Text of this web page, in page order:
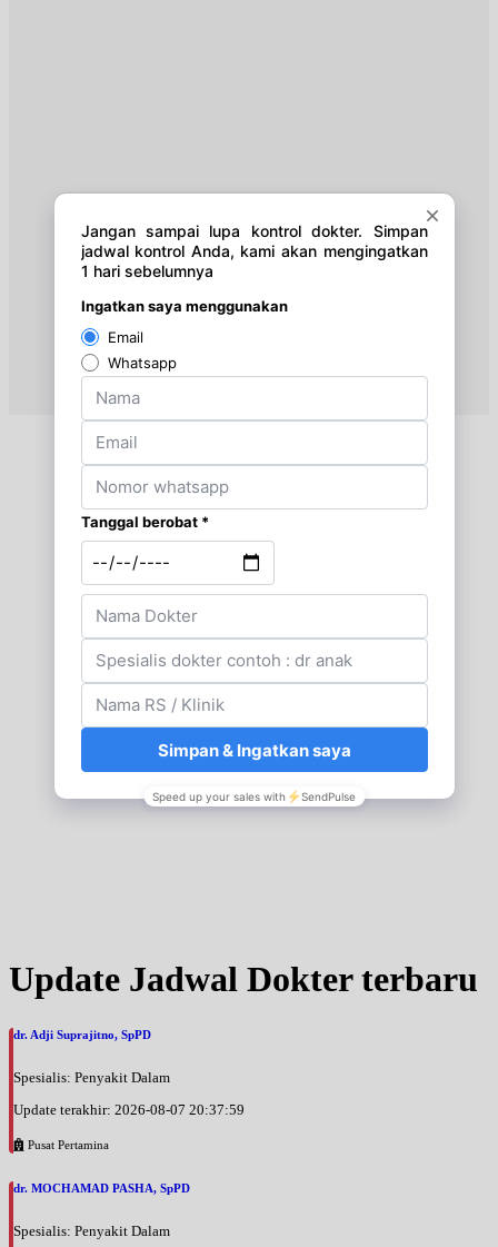
Update Jadwal Dokter terbaru
dr. Adji Suprajitno, SpPD
Spesialis: Penyakit Dalam
Update terakhir: 2026-08-07 20:37:59
Pusat Pertamina
dr. MOCHAMAD PASHA, SpPD
Spesialis: Penyakit Dalam